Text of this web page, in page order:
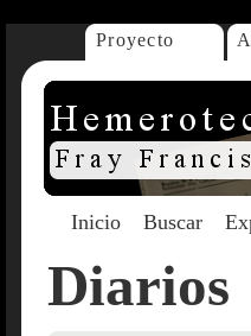
Proyecto
Inicio Buscar
Diarios